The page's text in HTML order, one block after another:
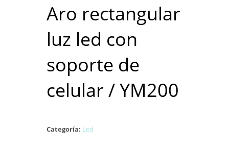
Aro rectangular
luz led con
soporte de
celular / YM200
Categoría: Led